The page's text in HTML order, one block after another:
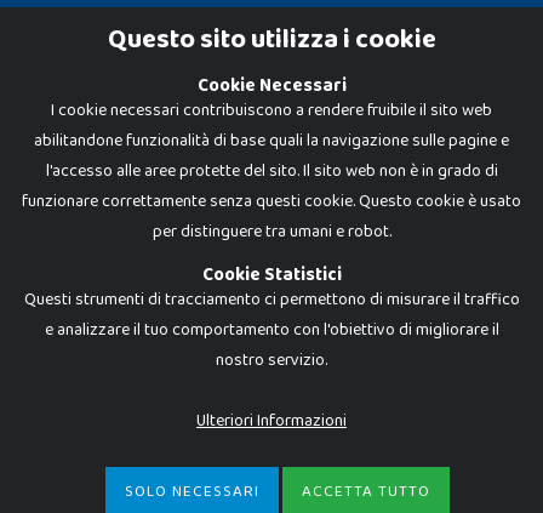
Cookie Policy
Dadi e Mattoncini è un brand di Giocabene Srl. Ogni riproduzione o utilizzo non
I prezzi e le promozioni pubblicate potrebbero differire da quanto esposto in
P.IVA 02608090425 - REA AN201199 - C.S. 10.000 i.v.
Questo sito utilizza i cookie
Cookie Necessari
I cookie necessari contribuiscono a rendere fruibile il sito web
abilitandone funzionalità di base quali la navigazione sulle pagine e
l'accesso alle aree protette del sito. Il sito web non è in grado di
funzionare correttamente senza questi cookie. Questo cookie è usato
per distinguere tra umani e robot.
Cookie Statistici
Questi strumenti di tracciamento ci permettono di misurare il traffico
e analizzare il tuo comportamento con l'obiettivo di migliorare il
nostro servizio.
Ulteriori Informazioni
SOLO NECESSARI ACCETTA TUTTO